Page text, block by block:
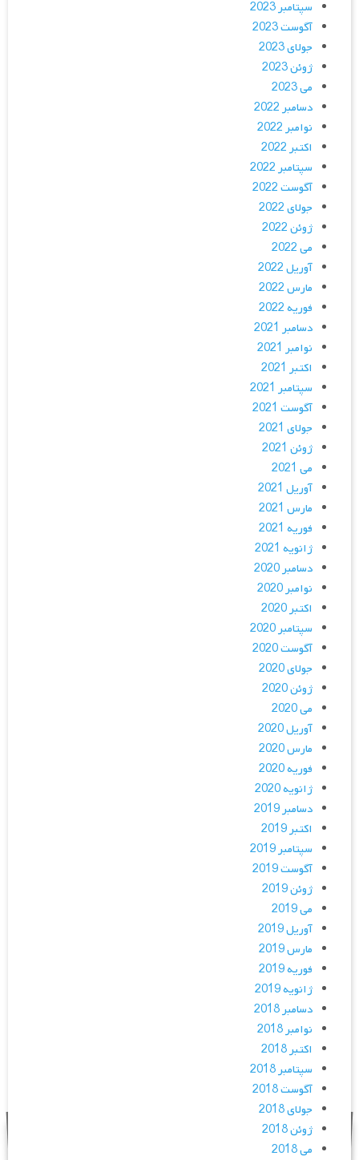
سپتامبر 2023
آگوست 2023
جولای 2023
ژوئن 2023
می 2023
دسامبر 2022
نوامبر 2022
اکتبر 2022
سپتامبر 2022
آگوست 2022
جولای 2022
ژوئن 2022
می 2022
آوریل 2022
مارس 2022
فوریه 2022
دسامبر 2021
نوامبر 2021
اکتبر 2021
سپتامبر 2021
آگوست 2021
جولای 2021
ژوئن 2021
می 2021
آوریل 2021
مارس 2021
فوریه 2021
ژانویه 2021
دسامبر 2020
نوامبر 2020
اکتبر 2020
سپتامبر 2020
آگوست 2020
جولای 2020
ژوئن 2020
می 2020
آوریل 2020
مارس 2020
فوریه 2020
ژانویه 2020
دسامبر 2019
اکتبر 2019
سپتامبر 2019
آگوست 2019
ژوئن 2019
می 2019
آوریل 2019
مارس 2019
فوریه 2019
ژانویه 2019
دسامبر 2018
نوامبر 2018
اکتبر 2018
سپتامبر 2018
آگوست 2018
جولای 2018
ژوئن 2018
می 2018